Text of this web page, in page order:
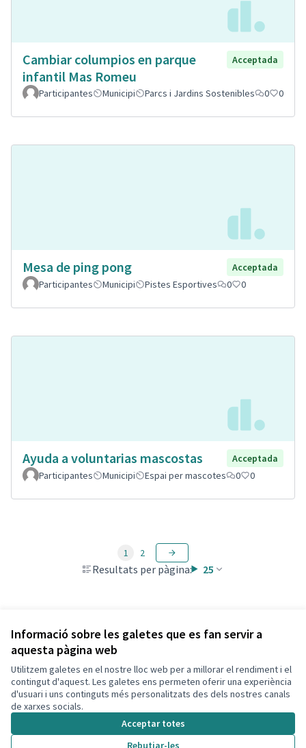
Informació sobre les galetes que es fan servir a
aquesta pàgina web
Utilitzem galetes en el nostre lloc web per a millorar el rendiment i el
contingut d'aquest. Les galetes ens permeten oferir una experiència
d'usuari i uns continguts més personalitzats des dels nostres canals
de xarxes socials.
Acceptar totes
Rebutjar-les
Cambiar columpios en parque
infantil Mas Romeu
Acceptada
Participantes Municipi Parcs i Jardins Sostenibles 0 0
Mesa de ping pong
Acceptada
Participantes
Municipi Pistes Esportives 0 0
Ayuda a voluntarias mascostas
Acceptada
Participantes
Municipi Espai per mascotes 0 0
Resultats per pàgina: 25
1 2
Veure totes les propostes retirades
Termes i condicions d'ús
Configuració de les galetes
Decidim Calafell a X
(Enllaç extern)
Decidim Calafell a Facebook
Decidim Calafell a YouTube
Decidim Calafell a GitHub
(Enllaç extern)